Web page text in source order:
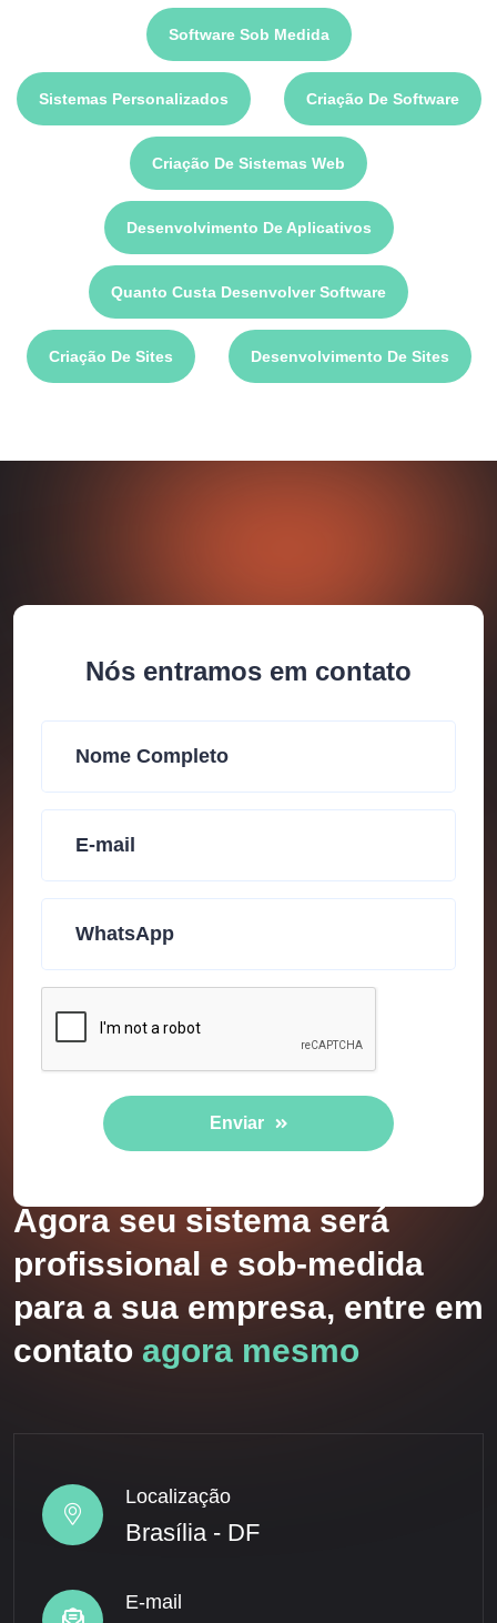
Software Sob Medida
Sistemas Personalizados Criação De Software
Criação De Sistemas Web
Desenvolvimento De Aplicativos
Quanto Custa Desenvolver Software
Criação De Sites Desenvolvimento De Sites
Nós entramos em contato
Enviar
Agora seu sistema será
profissional e sob-medida
para a sua empresa, entre em
contato agora mesmo
Localização
Brasília - DF
E-mail